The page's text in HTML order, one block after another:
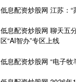
低息配资炒股网 江苏：
低息配资炒股网 聊天五
区“AI智办”专区上线
低息配资炒股网 “电子